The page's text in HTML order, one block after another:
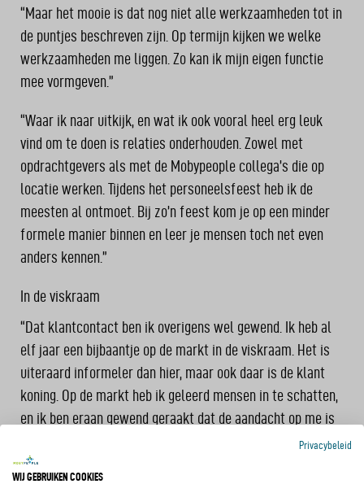
“Maar het mooie is dat nog niet alle werkzaamheden tot in
de puntjes beschreven zijn. Op termijn kijken we welke
werkzaamheden me liggen. Zo kan ik mijn eigen functie
mee vormgeven.”
“Waar ik naar uitkijk, en wat ik ook vooral heel erg leuk
vind om te doen is relaties onderhouden. Zowel met
opdrachtgevers als met de Mobypeople collega’s die op
locatie werken. Tijdens het personeelsfeest heb ik de
meesten al ontmoet. Bij zo’n feest kom je op een minder
formele manier binnen en leer je mensen toch net even
anders kennen.”
In de viskraam
“Dat klantcontact ben ik overigens wel gewend. Ik heb al
elf jaar een bijbaantje op de markt in de viskraam. Het is
uiteraard informeler dan hier, maar ook daar is de klant
koning. Op de markt heb ik geleerd mensen in te schatten,
en ik ben eraan gewend geraakt dat de aandacht op me is
gericht. Ik heb er dan ook niet zo’n moeite mee om voor
een groep te staan.”
Privacybeleid
WIJ GEBRUIKEN COOKIES